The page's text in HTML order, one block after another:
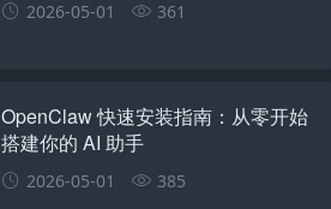
2026-05-01 361
OpenClaw 快速安装指南：从零开始
搭建你的 AI 助手
2026-05-01 385